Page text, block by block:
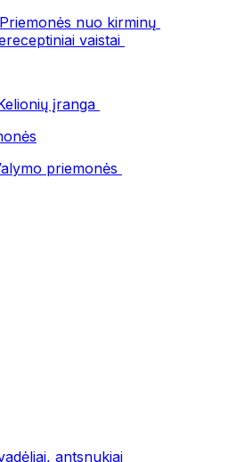
Priemonės nuo kirminų
vaistai
įranga
priemonės
antsnukiai